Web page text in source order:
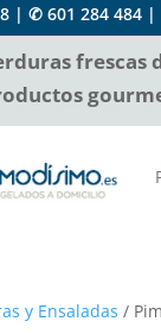
| ✆ 601 284 484 |
frescas
y Ensaladas /